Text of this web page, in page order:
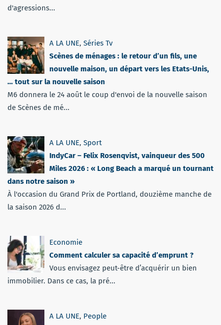
d'agressions...
A LA UNE, Séries Tv
Scènes de ménages : le retour d’un fils, une
nouvelle maison, un départ vers les Etats-Unis,
… tout sur la nouvelle saison
M6 donnera le 24 août le coup d'envoi de la nouvelle saison
de Scènes de mé...
A LA UNE, Sport
IndyCar – Felix Rosenqvist, vainqueur des 500
Miles 2026 : « Long Beach a marqué un tournant
dans notre saison »
À l'occasion du Grand Prix de Portland, douzième manche de
la saison 2026 d...
Economie
Comment calculer sa capacité d’emprunt ?
Vous envisagez peut-être d’acquérir un bien
immobilier. Dans ce cas, la pré...
A LA UNE, People